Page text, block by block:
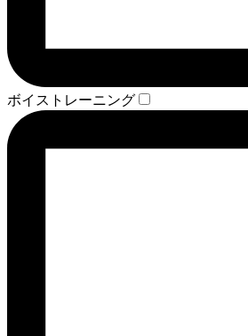
ボイストレーニング